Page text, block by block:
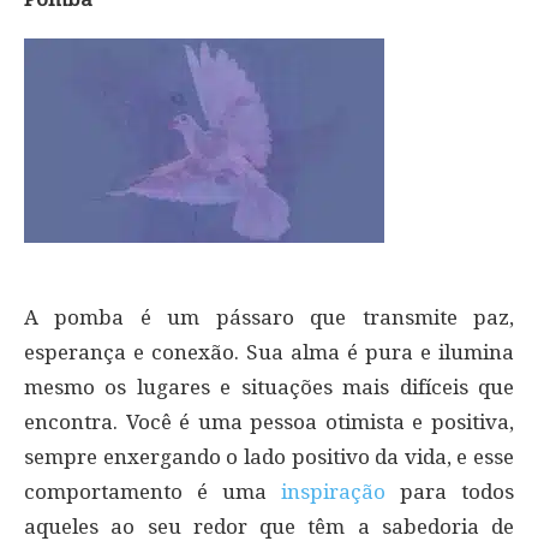
A pomba é um pássaro que transmite paz,
esperança e conexão. Sua alma é pura e ilumina
mesmo os lugares e situações mais difíceis que
encontra. Você é uma pessoa otimista e positiva,
sempre enxergando o lado positivo da vida, e esse
comportamento é uma inspiração para todos
aqueles ao seu redor que têm a sabedoria de